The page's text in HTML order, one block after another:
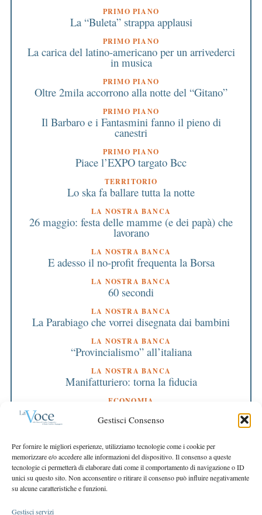
Gestisci Consenso
Per fornire le migliori esperienze, utilizziamo tecnologie come i cookie per
memorizzare e/o accedere alle informazioni del dispositivo. Il consenso a queste
tecnologie ci permetterà di elaborare dati come il comportamento di navigazione o ID
unici su questo sito. Non acconsentire o ritirare il consenso può influire negativamente
su alcune caratteristiche e funzioni.
Gestisci servizi
PRIMO PIANO
La “Buleta” strappa applausi
PRIMO PIANO
La carica del latino-americano per un arrivederci
in musica
PRIMO PIANO
Oltre 2mila accorrono alla notte del “Gitano”
PRIMO PIANO
Il Barbaro e i Fantasmini fanno il pieno di
canestri
PRIMO PIANO
Piace l’EXPO targato Bcc
TERRITORIO
Lo ska fa ballare tutta la notte
LA NOSTRA BANCA
26 maggio: festa delle mamme (e dei papà) che
lavorano
LA NOSTRA BANCA
E adesso il no-profit frequenta la Borsa
LA NOSTRA BANCA
60 secondi
LA NOSTRA BANCA
La Parabiago che vorrei disegnata dai bambini
LA NOSTRA BANCA
“Provincialismo” all’italiana
LA NOSTRA BANCA
Manifatturiero: torna la fiducia
ECONOMIA
Tutte le risposte sulla salute si trovano nel sito
web europeo
Siamo in piena tabella di marcia
EDITORIALE PRESIDENTE
I nostri valori indicano la rotta